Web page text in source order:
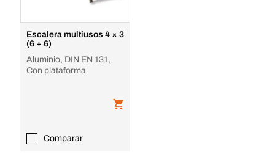
Escalera multiusos 4 × 3
(6 + 6)
Aluminio, DIN EN 131,
Con plataforma
Comparar